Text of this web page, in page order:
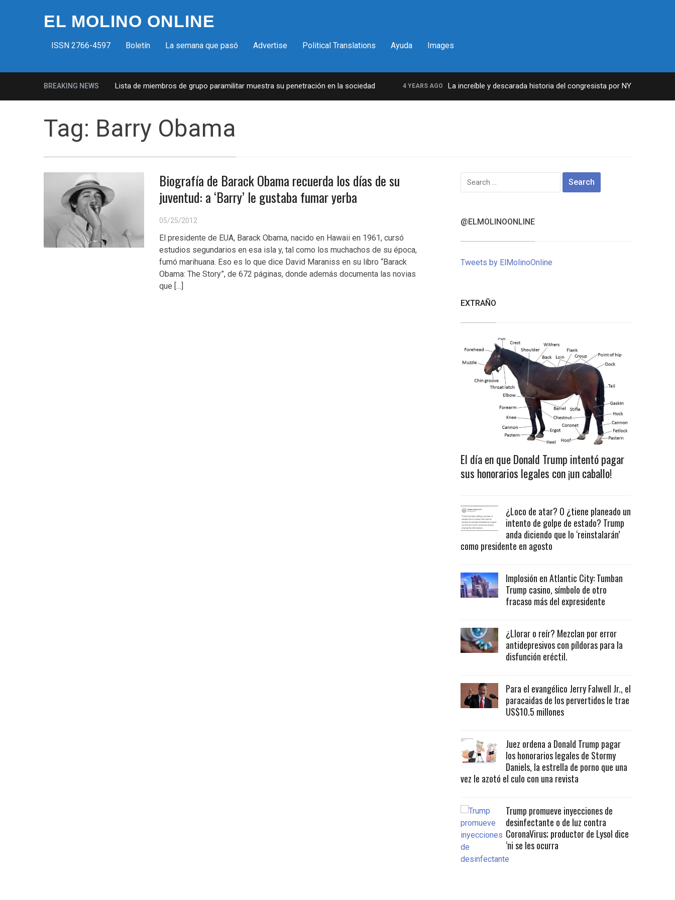
EL MOLINO ONLINE
ISSN 2766-4597 Boletín La semana que pasó Advertise Political Translations Ayuda Images
BREAKING NEWS
Milicias fascistas en EUA: Lista de miembros de grupo paramilitar muestra su penetración en la sociedad 4 YEARS AGO La increíble y descarada historia del congresista por NY George Santos
Tag: Barry Obama
Biografía de Barack Obama recuerda los días de su
juventud: a ‘Barry’ le gustaba fumar yerba
05/25/2012
El presidente de EUA, Barack Obama, nacido en Hawaii en 1961, cursó
estudios segundarios en esa isla y, tal como los muchachos de su época,
fumó marihuana. Eso es lo que dice David Maraniss en su libro “Barack
Obama: The Story”, de 672 páginas, donde además documenta las novias
que […]
Search
for:
@ELMOLINOONLINE
Tweets by ElMolinoOnline
EXTRAÑO
El día en que Donald Trump intentó pagar
sus honorarios legales con ¡un caballo!
¿Loco de atar? O ¿tiene planeado un
intento de golpe de estado? Trump
anda diciendo que lo ‘reinstalarán’
como presidente en agosto
Implosión en Atlantic City: Tumban
Trump casino, símbolo de otro
fracaso más del expresidente
¿Llorar o reír? Mezclan por error
antidepresivos con píldoras para la
disfunción eréctil.
Para el evangélico Jerry Falwell Jr., el
paracaidas de los pervertidos le trae
US$10.5 millones
Juez ordena a Donald Trump pagar
los honorarios legales de Stormy
Daniels, la estrella de porno que una
vez le azotó el culo con una revista
Trump promueve inyecciones de
desinfectante o de luz contra
CoronaVirus; productor de Lysol dice
‘ni se les ocurra